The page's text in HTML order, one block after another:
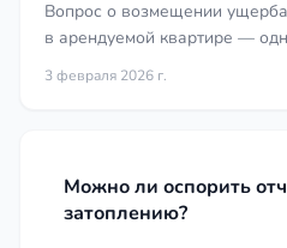
Вопрос о возмещении
в арендуемой квартире —
стрессовых ситуаций для
арендатор часто начинают
3 февраля 2026 г.
Можно ли оспорить
затоплению?